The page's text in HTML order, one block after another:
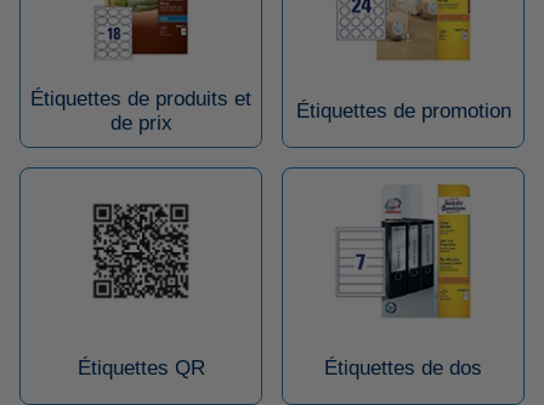
Étiquettes de produits et
de prix
Étiquettes de promotion
Étiquettes QR Étiquettes de dos